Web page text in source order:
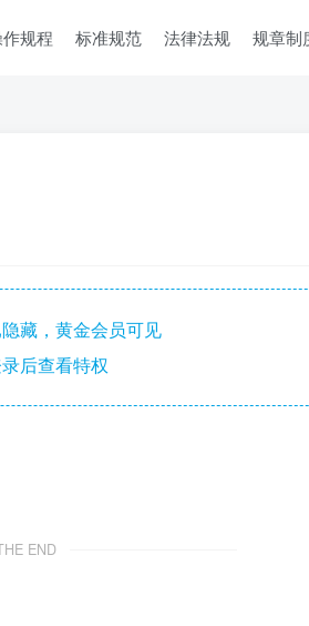
规程 标准规范 法律法规 规章制
藏，黄金会员可见
后查看特权
END